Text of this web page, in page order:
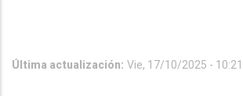
Última actualización: Vie, 17/10/2025 - 10:21